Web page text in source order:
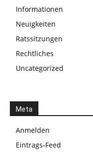
Informationen
Neuigkeiten
Ratssitzungen
Rechtliches
Uncategorized
Meta
Anmelden
Eintrags-Feed